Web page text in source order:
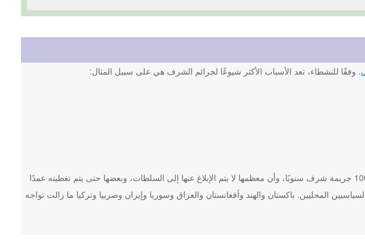
. وفقًا للنشطاء، تعد الأسباب الأكثر شيوعًا لجرائم الشرف هي على سبيل المثال:
يعتقد النشطاء في حقوق الإنسان أنه يتم ارتكاب ما يصل إلى 100,000 جريمة شرف سنويًا، وأن معظمها لا يتم الإبلاغ عنها إلى السلطات، وبعضها حتى يتم تغطيته عمدًا
المحليين. باكستان والهند وأفغانستان والعراق وسوريا وإيران وصربيا وتركيا ما زالت تواجه